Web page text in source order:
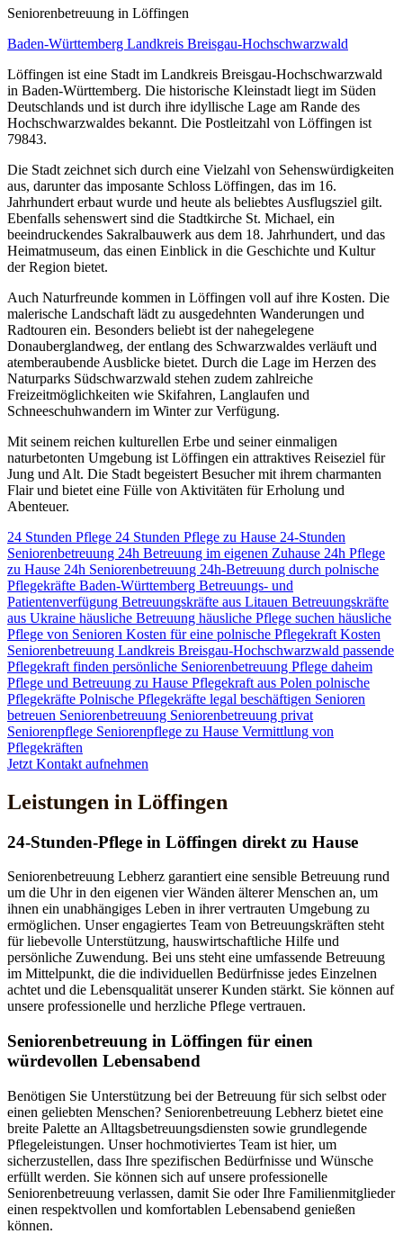
Senioren­betreuung in Löffingen
Baden-Württemberg Landkreis Breisgau-Hochschwarzwald
Löffingen ist eine Stadt im Landkreis Breisgau-Hochschwarzwald
in Baden-Württemberg. Die historische Kleinstadt liegt im Süden
Deutschlands und ist durch ihre idyllische Lage am Rande des
Hochschwarzwaldes bekannt. Die Postleitzahl von Löffingen ist
79843.
Die Stadt zeichnet sich durch eine Vielzahl von Sehenswürdigkeiten
aus, darunter das imposante Schloss Löffingen, das im 16.
Jahrhundert erbaut wurde und heute als beliebtes Ausflugsziel gilt.
Ebenfalls sehenswert sind die Stadtkirche St. Michael, ein
beeindruckendes Sakralbauwerk aus dem 18. Jahrhundert, und das
Heimatmuseum, das einen Einblick in die Geschichte und Kultur
der Region bietet.
Auch Naturfreunde kommen in Löffingen voll auf ihre Kosten. Die
malerische Landschaft lädt zu ausgedehnten Wanderungen und
Radtouren ein. Besonders beliebt ist der nahegelegene
Donauberglandweg, der entlang des Schwarzwaldes verläuft und
atemberaubende Ausblicke bietet. Durch die Lage im Herzen des
Naturparks Südschwarzwald stehen zudem zahlreiche
Freizeitmöglichkeiten wie Skifahren, Langlaufen und
Schneeschuhwandern im Winter zur Verfügung.
Mit seinem reichen kulturellen Erbe und seiner einmaligen
naturbetonten Umgebung ist Löffingen ein attraktives Reiseziel für
Jung und Alt. Die Stadt begeistert Besucher mit ihrem charmanten
Flair und bietet eine Fülle von Aktivitäten für Erholung und
Abenteuer.
24 Stunden Pflege 24 Stunden Pflege zu Hause 24-Stunden
Seniorenbetreuung 24h Betreuung im eigenen Zuhause 24h Pflege
zu Hause 24h Seniorenbetreuung 24h-Betreuung durch polnische
Pflegekräfte Baden-Württemberg Betreuungs- und
Patientenverfügung Betreuungskräfte aus Litauen Betreuungskräfte
aus Ukraine häusliche Betreuung häusliche Pflege suchen häusliche
Pflege von Senioren Kosten für eine polnische Pflegekraft Kosten
Seniorenbetreuung Landkreis Breisgau-Hochschwarzwald passende
Pflegekraft finden persönliche Seniorenbetreuung Pflege daheim
Pflege und Betreuung zu Hause Pflegekraft aus Polen polnische
Pflegekräfte Polnische Pflegekräfte legal beschäftigen Senioren
betreuen Seniorenbetreuung Seniorenbetreuung privat
Seniorenpflege Seniorenpflege zu Hause Vermittlung von
Pflegekräften
Jetzt Kontakt aufnehmen
Leistungen in Löffingen
24-Stunden-Pflege in Löffingen direkt zu Hause
Seniorenbetreuung Lebherz garantiert eine sensible Betreuung rund
um die Uhr in den eigenen vier Wänden älterer Menschen an, um
ihnen ein unabhängiges Leben in ihrer vertrauten Umgebung zu
ermöglichen. Unser engagiertes Team von Betreuungskräften steht
für liebevolle Unterstützung, hauswirtschaftliche Hilfe und
persönliche Zuwendung. Bei uns steht eine umfassende Betreuung
im Mittelpunkt, die die individuellen Bedürfnisse jedes Einzelnen
achtet und die Lebensqualität unserer Kunden stärkt. Sie können auf
unsere professionelle und herzliche Pflege vertrauen.
Senioren­betreuung in Löffingen für einen
würdevollen Lebensabend
Benötigen Sie Unterstützung bei der Betreuung für sich selbst oder
einen geliebten Menschen? Seniorenbetreuung Lebherz bietet eine
breite Palette an Alltagsbetreuungsdiensten sowie grundlegende
Pflegeleistungen. Unser hochmotiviertes Team ist hier, um
sicherzustellen, dass Ihre spezifischen Bedürfnisse und Wünsche
erfüllt werden. Sie können sich auf unsere professionelle
Seniorenbetreuung verlassen, damit Sie oder Ihre Familienmitglieder
einen respektvollen und komfortablen Lebensabend genießen
können.